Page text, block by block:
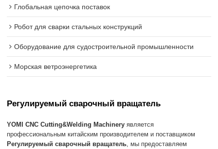
Глобальная цепочка поставок
Робот для сварки стальных конструкций
Оборудование для судостроительной промышленности
Морская ветроэнергетика
Регулируемый сварочный вращатель
YOMI CNC Cutting&Welding Machinery является
профессиональным китайским производителем и поставщиком
Регулируемый сварочный вращатель , мы предоставляем